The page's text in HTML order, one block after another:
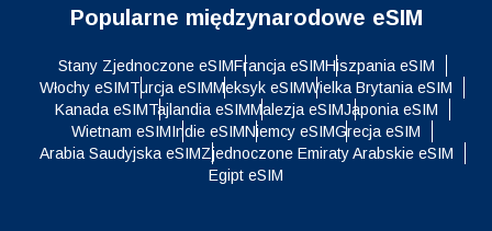
Popularne międzynarodowe eSIM
Stany Zjednoczone eSIMFrancja eSIMHiszpania eSIM
Włochy eSIMTurcja eSIMMeksyk eSIMWielka Brytania eSIM
Kanada eSIMTajlandia eSIMMalezja eSIMJaponia eSIM
Wietnam eSIMIndie eSIMNiemcy eSIMGrecja eSIM
Arabia Saudyjska eSIMZjednoczone Emiraty Arabskie eSIM
Egipt eSIM